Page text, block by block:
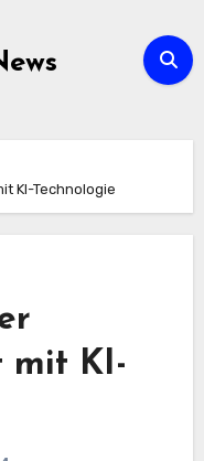
KI-Technologie
mit KI-